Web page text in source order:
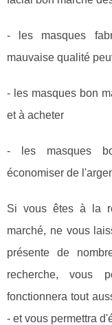
- les masques
mauvaise qualité
- les masques bon
et à acheter
- les masques
économiser de
Si vous êtes à la
marché, ne vous
présente de
recherche, vous
fonctionnera tout
- et vous permettra